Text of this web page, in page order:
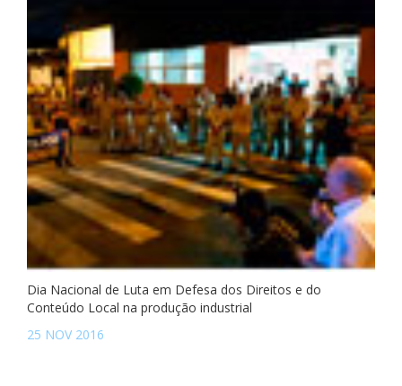
Dia Nacional de Luta em Defesa dos Direitos e do
Conteúdo Local na produção industrial
25 NOV 2016